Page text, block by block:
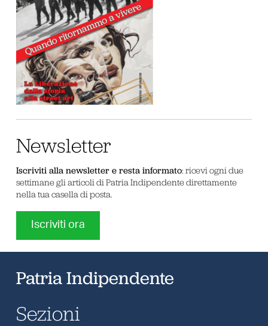
Newsletter
Iscriviti alla newsletter e resta informato: ricevi ogni due
settimane gli articoli di Patria Indipendente direttamente
nella tua casella di posta.
Iscriviti ora
Patria Indipendente
Sezioni